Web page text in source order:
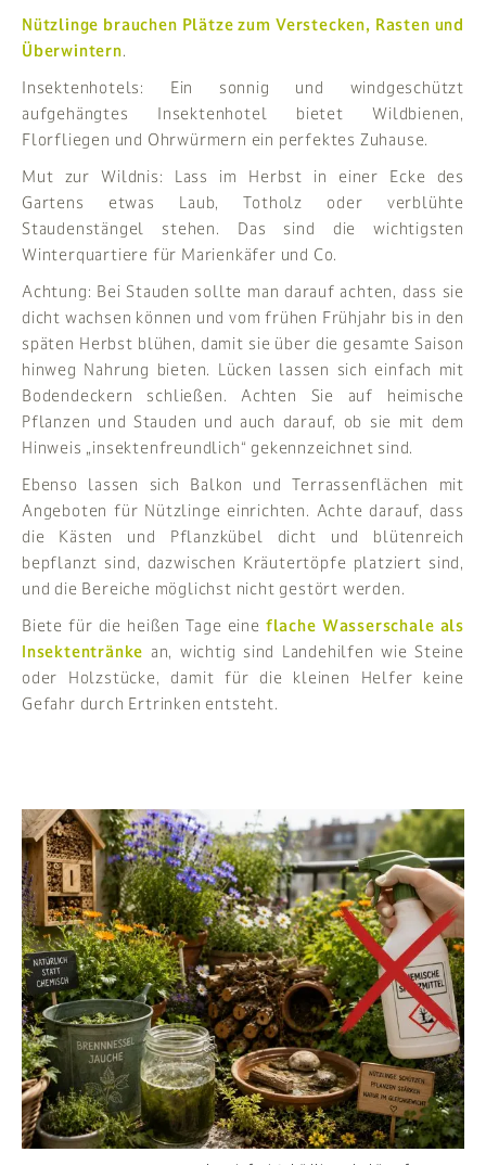
Nützlinge brauchen Plätze zum Verstecken, Rasten und
Überwintern.
Insektenhotels: Ein sonnig und windgeschützt
aufgehängtes Insektenhotel bietet Wildbienen,
Florfliegen und Ohrwürmern ein perfektes Zuhause.
Mut zur Wildnis: Lass im Herbst in einer Ecke des
Gartens etwas Laub, Totholz oder verblühte
Staudenstängel stehen. Das sind die wichtigsten
Winterquartiere für Marienkäfer und Co.
Achtung: Bei Stauden sollte man darauf achten, dass sie
dicht wachsen können und vom frühen Frühjahr bis in den
späten Herbst blühen, damit sie über die gesamte Saison
hinweg Nahrung bieten. Lücken lassen sich einfach mit
Bodendeckern schließen. Achten Sie auf heimische
Pflanzen und Stauden und auch darauf, ob sie mit dem
Hinweis „insektenfreundlich“ gekennzeichnet sind.
Ebenso lassen sich Balkon und Terrassenflächen mit
Angeboten für Nützlinge einrichten. Achte darauf, dass
die Kästen und Pflanzkübel dicht und blütenreich
bepflanzt sind, dazwischen Kräutertöpfe platziert sind,
und die Bereiche möglichst nicht gestört werden.
Biete für die heißen Tage eine flache Wasserschale als
Insektentränke an, wichtig sind Landehilfen wie Steine
oder Holzstücke, damit für die kleinen Helfer keine
Gefahr durch Ertrinken entsteht.